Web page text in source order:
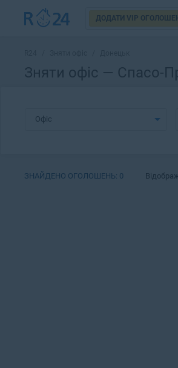
ДОДАТИ VIP
Зняти офіс — Спасо-
Офіс
ЗНАЙДЕНО ОГОЛОШЕНЬ: 0